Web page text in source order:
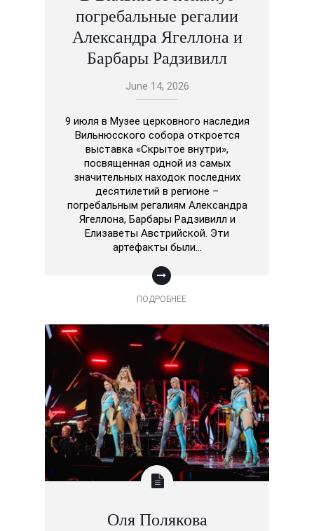
погребальные регалии
Александра Ягеллона и
Барбары Радзивилл
June 14, 2026
9 июля в Музее церковного наследия
Вильнюсского собора откроется
выставка «Скрытое внутри»,
посвященная одной из самых
значительных находок последних
десятилетий в регионе –
погребальным регалиям Александра
Ягеллона, Барбары Радзивилл и
Елизаветы Австрийской. Эти
артефакты были…
ПОДРОБНЕЕ
Оля Полякова